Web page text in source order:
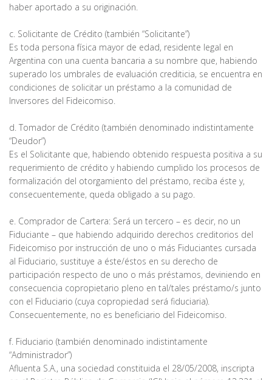
haber aportado a su originación.
c. Solicitante de Crédito (también “Solicitante”)
Es toda persona física mayor de edad, residente legal en
Argentina con una cuenta bancaria a su nombre que, habiendo
superado los umbrales de evaluación crediticia, se encuentra en
condiciones de solicitar un préstamo a la comunidad de
Inversores del Fideicomiso.
d. Tomador de Crédito (también denominado indistintamente
“Deudor”)
Es el Solicitante que, habiendo obtenido respuesta positiva a su
requerimiento de crédito y habiendo cumplido los procesos de
formalización del otorgamiento del préstamo, reciba éste y,
consecuentemente, queda obligado a su pago.
e. Comprador de Cartera: Será un tercero – es decir, no un
Fiduciante – que habiendo adquirido derechos creditorios del
Fideicomiso por instrucción de uno o más Fiduciantes cursada
al Fiduciario, sustituye a éste/éstos en su derecho de
participación respecto de uno o más préstamos, deviniendo en
consecuencia copropietario pleno en tal/tales préstamo/s junto
con el Fiduciario (cuya copropiedad será fiduciaria).
Consecuentemente, no es beneficiario del Fideicomiso.
f. Fiduciario (también denominado indistintamente
“Administrador”)
Afluenta S.A., una sociedad constituida el 28/05/2008, inscripta